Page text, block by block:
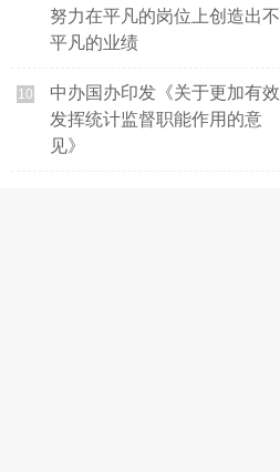
努力在平凡的岗位上创造出不
平凡的业绩
10
中办国办印发《关于更加有效
发挥统计监督职能作用的意
见》